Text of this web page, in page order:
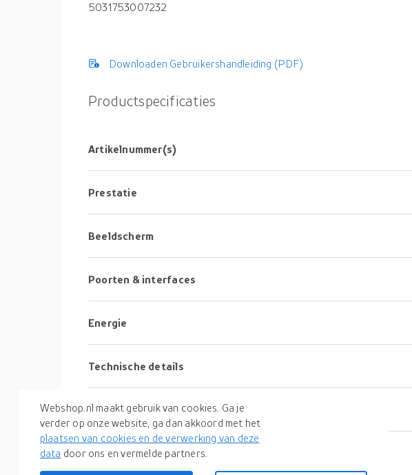
5031753007232
Downloaden Gebruikershandleiding (PDF)
Productspecificaties
Artikelnummer(s)
Prestatie
Beeldscherm
Poorten & interfaces
Energie
Technische details
Gewicht en omvang
Inhoud van de verpakking
Webshop.nl maakt gebruik van cookies. Ga je
verder op onze website, ga dan akkoord met het
plaatsen van cookies en de verwerking van deze
data door ons en vermelde partners.